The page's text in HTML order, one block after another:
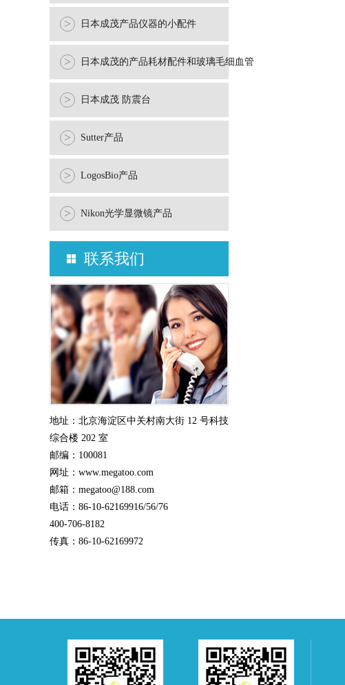
> 日本成茂产品仪器的小配件
> 日本成茂的产品耗材配件和玻璃毛细血管
> 日本成茂 防震台
> Sutter产品
> LogosBio产品
> Nikon光学显微镜产品
联系我们
地址：北京海淀区中关村南大街 12 号科技
综合楼 202 室
邮编：100081
网址：www.megatoo.com
邮箱：megatoo@188.com
电话：86-10-62169916/56/76
400-706-8182
传真：86-10-62169972